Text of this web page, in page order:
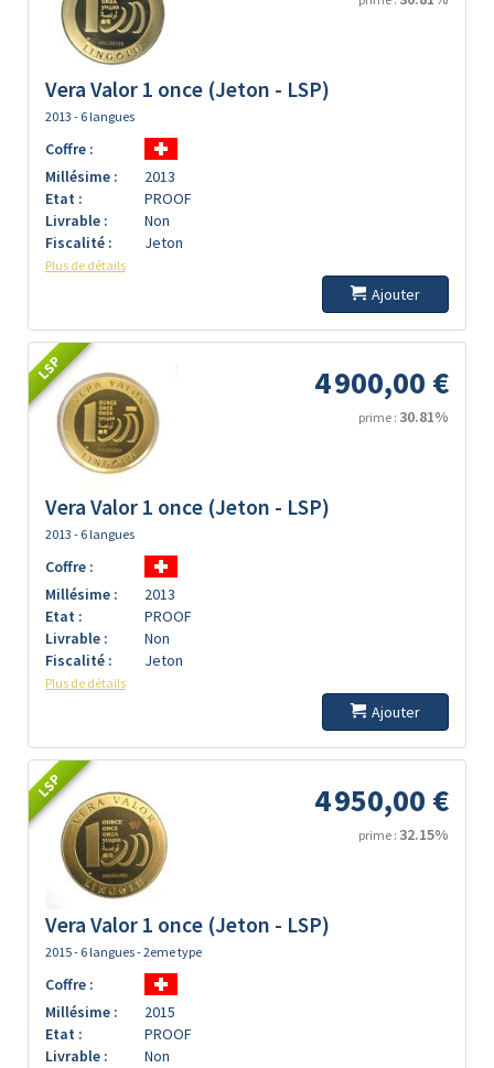
Vera Valor 1 once (Jeton - LSP)
2013 - 6 langues
Coffre :
Millésime :
2013
Etat :
PROOF
Livrable :
Non
Fiscalité :
Jeton
Plus de détails
Ajouter
LSP 4 900,00 €
prime : 30.81%
Vera Valor 1 once (Jeton - LSP)
2013 - 6 langues
Coffre :
Millésime :
2013
Etat :
PROOF
Livrable :
Non
Fiscalité :
Jeton
Plus de détails
Ajouter
LSP 4 950,00 €
prime : 32.15%
Vera Valor 1 once (Jeton - LSP)
2015 - 6 langues - 2eme type
Coffre :
Millésime :
2015
Etat :
PROOF
Livrable :
Non